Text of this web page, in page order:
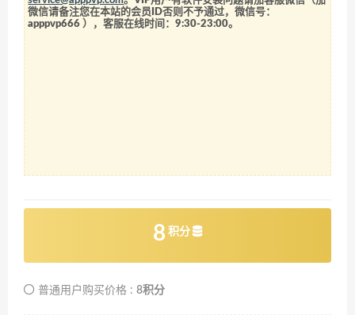
微信请备注您在本站的会员ID否则不予通过，微信号：
apppvp666 ），客服在线时间：9:30-23:00。
8 积分
普通用户购买价格 : 8积分